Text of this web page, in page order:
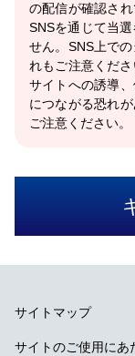
の配信が確認さ
SNSを通じて当
せん。SNS上で
れもご注意くだ
サイトへの誘導
につながる恐れ
ご注意ください。
サイトマップ
サイトのご使用にあ